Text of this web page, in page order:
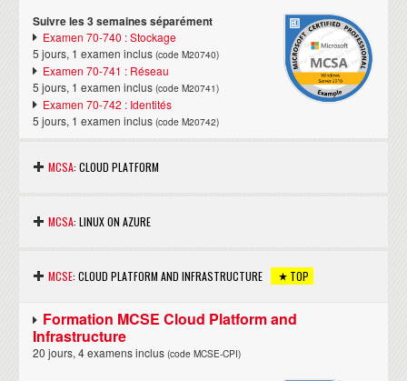
Suivre les 3 semaines séparément
Examen 70-740 : Stockage
5 jours, 1 examen inclus (code M20740)
Examen 70-741 : Réseau
5 jours, 1 examen inclus (code M20741)
Examen 70-742 : Identités
5 jours, 1 examen inclus (code M20742)
MCSA: CLOUD PLATFORM
9 jours, 2 examens inclus
Examen 70-532 : Solutions Azure
Examen 70-533 : Infrastructure Azure
5 jours, 1 examen inclus(code M20533)
MCSA: LINUX ON AZURE
MCSE: CLOUD PLATFORM AND INFRASTRUCTURE TOP
Formation MCSE Cloud Platform and
Infrastructure
20 jours, 4 examens inclus (code MCSE-CPI)